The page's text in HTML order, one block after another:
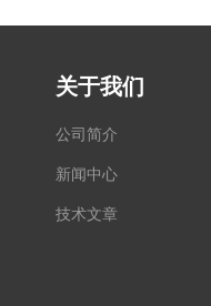
关于我们
公司简介
新闻中心
技术文章